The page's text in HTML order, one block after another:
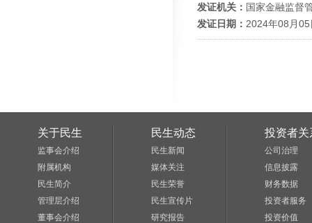
发证机关： 国家金融监督
发证日期： 2024年08月05
关于民生
监事会介绍
附属机构
民生简介
管理层介绍
董事会介绍
民生动态
民生新闻
媒体关注
民生荣誉
民生宣传片
研究报告
投资者关
公司治理
信息披露
财务数据
投资者服务
投资价值